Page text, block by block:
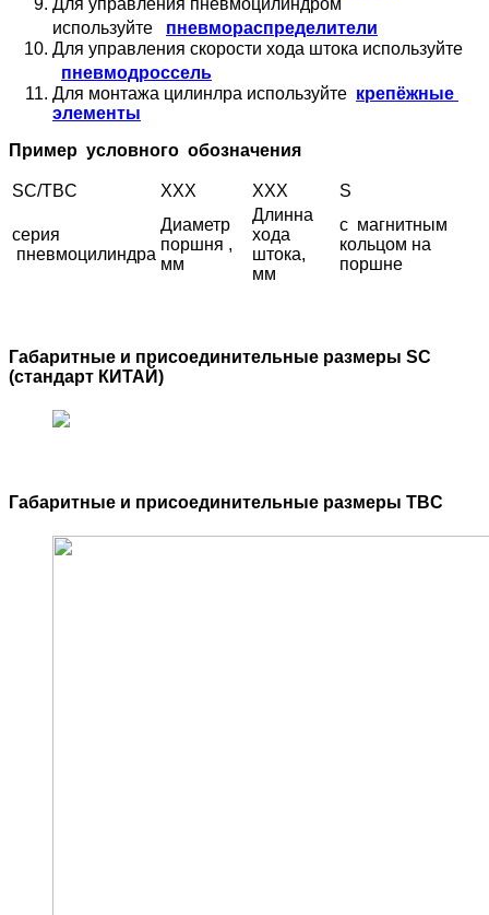
используйте пневмораспределители
Для управления скорости хода штока используйте
пневмодроссель
Для монтажа цилинлра используйте крепёжные
элементы
Пример условного обозначения
SC/TBC XXX XXX S
серия
пневмоцилиндра
Диаметр
поршня ,
мм
Длинна
хода
штока,
мм
с магнитным
кольцом на
поршне
Габаритные и присоединительные размеры SC
(стандарт КИТАЙ)
Габаритные и присоединительные размеры TBC